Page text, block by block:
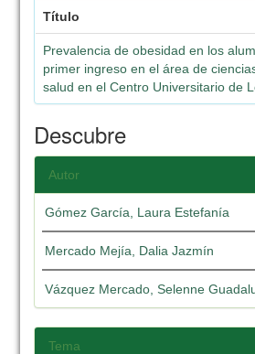
Título
Prevalencia de obesidad en los
primer ingreso en el área de
salud en el Centro Universitario de
Descubre
Autor
Gómez García, Laura Estefanía
Mercado Mejía, Dalia Jazmín
Vázquez Mercado, Selenne
Tema